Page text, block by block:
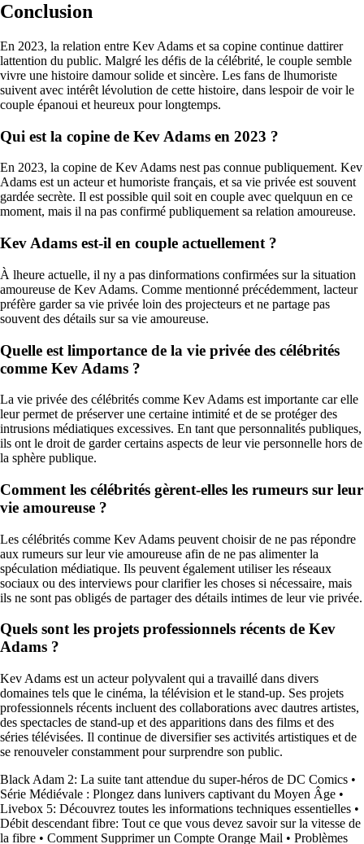
Conclusion
En 2023, la relation entre Kev Adams et sa copine continue dattirer
lattention du public. Malgré les défis de la célébrité, le couple semble
vivre une histoire damour solide et sincère. Les fans de lhumoriste
suivent avec intérêt lévolution de cette histoire, dans lespoir de voir le
couple épanoui et heureux pour longtemps.
Qui est la copine de Kev Adams en 2023 ?
En 2023, la copine de Kev Adams nest pas connue publiquement. Kev
Adams est un acteur et humoriste français, et sa vie privée est souvent
gardée secrète. Il est possible quil soit en couple avec quelquun en ce
moment, mais il na pas confirmé publiquement sa relation amoureuse.
Kev Adams est-il en couple actuellement ?
À lheure actuelle, il ny a pas dinformations confirmées sur la situation
amoureuse de Kev Adams. Comme mentionné précédemment, lacteur
préfère garder sa vie privée loin des projecteurs et ne partage pas
souvent des détails sur sa vie amoureuse.
Quelle est limportance de la vie privée des célébrités
comme Kev Adams ?
La vie privée des célébrités comme Kev Adams est importante car elle
leur permet de préserver une certaine intimité et de se protéger des
intrusions médiatiques excessives. En tant que personnalités publiques,
ils ont le droit de garder certains aspects de leur vie personnelle hors de
la sphère publique.
Comment les célébrités gèrent-elles les rumeurs sur leur
vie amoureuse ?
Les célébrités comme Kev Adams peuvent choisir de ne pas répondre
aux rumeurs sur leur vie amoureuse afin de ne pas alimenter la
spéculation médiatique. Ils peuvent également utiliser les réseaux
sociaux ou des interviews pour clarifier les choses si nécessaire, mais
ils ne sont pas obligés de partager des détails intimes de leur vie privée.
Quels sont les projets professionnels récents de Kev
Adams ?
Kev Adams est un acteur polyvalent qui a travaillé dans divers
domaines tels que le cinéma, la télévision et le stand-up. Ses projets
professionnels récents incluent des collaborations avec dautres artistes,
des spectacles de stand-up et des apparitions dans des films et des
séries télévisées. Il continue de diversifier ses activités artistiques et de
se renouveler constamment pour surprendre son public.
Black Adam 2: La suite tant attendue du super-héros de DC Comics •
Série Médiévale : Plongez dans lunivers captivant du Moyen Âge •
Livebox 5: Découvrez toutes les informations techniques essentielles •
Débit descendant fibre: Tout ce que vous devez savoir sur la vitesse de
la fibre • Comment Supprimer un Compte Orange Mail • Problèmes